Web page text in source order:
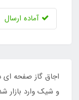
آماده ارسال
و شیک وارد بازار